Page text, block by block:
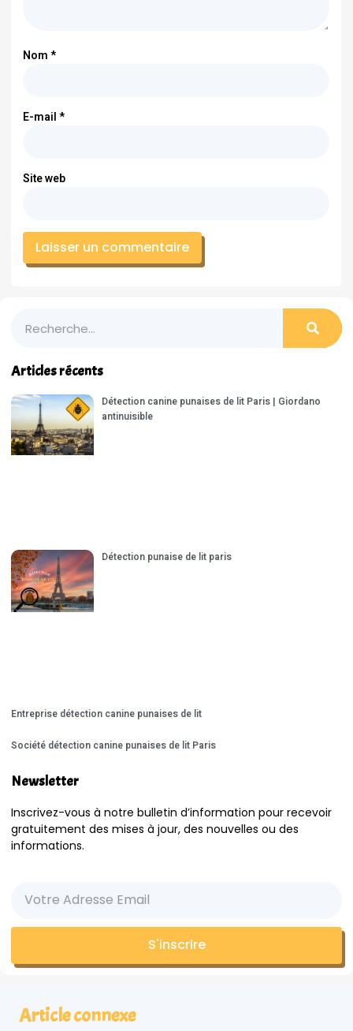
Nom*
E-mail*
Site web
Articles récents
Détection canine punaises de lit Paris | Giordano
antinuisible
Détection punaise de lit paris
Entreprise détection canine punaises de lit
Société détection canine punaises de lit Paris
Newsletter
Inscrivez-vous à notre bulletin d’information pour recevoir
gratuitement des mises à jour, des nouvelles ou des
informations.
S'inscrire
Article connexe